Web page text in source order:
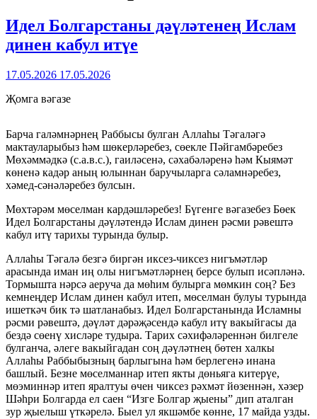
Идел Болгарстаны дәүләтенең Ислам
динен кабул итүе
17.05.2026 17.05.2026
Җомга вәгазе
Барча галәмнәрнең Раббысы булган Аллаһы Тәгаләгә
мактауларыбыз һәм шөкерләребез, сөекле Пәйгамбәребез
Мөхәммәдкә (с.а.в.с.), гаиләсенә, сәхабәләренә һәм Кыямәт
көненә кадәр аның юлыннан баручыларга сәламнәребез,
хәмед-сәнәләребез булсын.
Мөхтәрәм мөселман кардәшләребез! Бүгенге вәгазебез Бөек
Идел Болгарстаны дәүләтендә Ислам динен рәсми рәвештә
кабул итү тарихы турында булыр.
Аллаһы Тәгалә безгә биргән иксез-чиксез нигъмәтләр
арасында иман иң олы нигъмәтләрнең берсе булып исәпләнә.
Тормышта нәрсә аеруча да мөһим булырга мөмкин соң? Без
кемнеңдер Ислам динен кабул итеп, мөселман булуы турында
ишеткәч бик тә шатланабыз. Идел Болгарстанында Исламны
рәсми рәвештә, дәүләт дәрәҗәсендә кабул итү вакыйгасы да
бездә сөенү хисләре тудыра. Тарих сәхифәләреннән билгеле
булганча, әлеге вакыйгадан соң дәүләтнең бөтен халкы
Аллаһы Раббыбызның барлыгына һәм берлегенә инана
башлый. Безне мөселманнар итеп якты дөньяга китерүе,
мөэминнәр итеп яралтуы өчен чиксез рәхмәт йөзеннән, хәзер
Шәһри Болгарда ел саен “Изге Болгар җыены” дип аталган
зур җыелыш үткәрелә. Быел ул якшәмбе көнне, 17 майда узды.